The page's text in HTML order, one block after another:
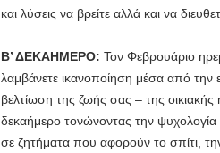
και λύσεις να βρείτε αλλά και να
Β’ ΔΕΚΑΗΜΕΡΟ: Τον Φεβρουάριο
λαμβάνετε ικανοποίηση μέσα από
βελτίωση της ζωής σας – της οικιακής
δεκαήμερο τονώνοντας την
σε ζητήματα που αφορούν το σπίτι,